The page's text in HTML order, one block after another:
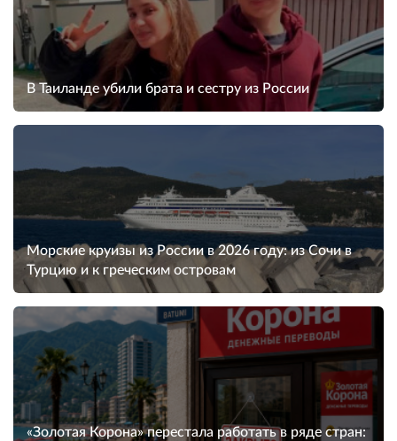
В Таиланде убили брата и сестру из России
Морские круизы из России в 2026 году: из Сочи в
Турцию и к греческим островам
«Золотая Корона» перестала работать в ряде стран: